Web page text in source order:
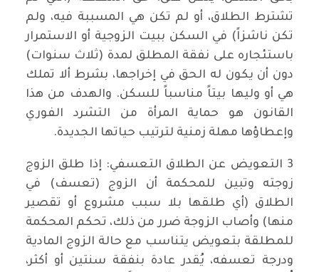
تشترط الطلاق، أو لم تكن هي المسببة فيه، ولم
تكن ناشزاً) في السكن ببيت الزوجية أو الاستمرار
باستئجاره على نفقة المطلق لمدة (ثلاث سنوات)
دون أن يكون له الحق في إخراجها، بشرط ألا تملك
هي أو وليها بيتاً مناسباً للسكن. والهدف من هذا
القانون هو حماية المرأة من التشرد الفوري
وإعطاؤها مهلة زمنية لترتيب حياتها الجديدة.
3 التعويض عن الطلاق التعسفي: إذا طلق الزوج
زوجته وتبين للمحكمة أن الزوج (تعسف) في
الطلاق (أي طلقها بلا سبب مشروع أو تقصير
منها) وأصاب الزوجة ضرر من ذلك، تحكم المحكمة
للمطلقة بتعويض يتناسب مع حالة الزوج المادية
ودرجة تعسفه، يُقدر عادة بنفقة سنتين أو أكثر،